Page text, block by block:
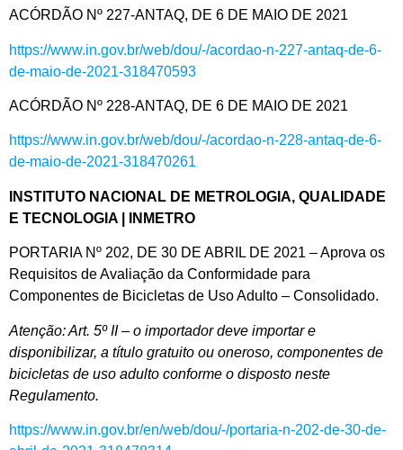
ACÓRDÃO Nº 227-ANTAQ, DE 6 DE MAIO DE 2021
https://www.in.gov.br/web/dou/-/acordao-n-227-antaq-de-6-
de-maio-de-2021-318470593
ACÓRDÃO Nº 228-ANTAQ, DE 6 DE MAIO DE 2021
https://www.in.gov.br/web/dou/-/acordao-n-228-antaq-de-6-
de-maio-de-2021-318470261
INSTITUTO NACIONAL DE METROLOGIA, QUALIDADE
E TECNOLOGIA | INMETRO
PORTARIA Nº 202, DE 30 DE ABRIL DE 2021 – Aprova os
Requisitos de Avaliação da Conformidade para
Componentes de Bicicletas de Uso Adulto – Consolidado.
Atenção: Art. 5º II – o importador deve importar e
disponibilizar, a título gratuito ou oneroso, componentes de
bicicletas de uso adulto conforme o disposto neste
Regulamento.
https://www.in.gov.br/en/web/dou/-/portaria-n-202-de-30-de-